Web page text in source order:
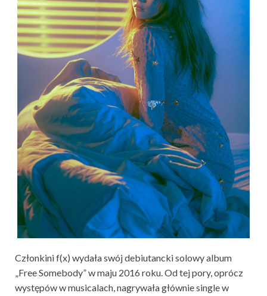
Członkini f(x) wydała swój debiutancki solowy album
„Free Somebody” w maju 2016 roku. Od tej pory, oprócz
występów w musicalach, nagrywała głównie single w